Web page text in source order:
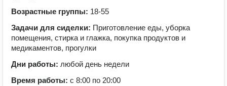
Возрастные группы: 18-55
Задачи для сиделки: Приготовление еды, уборка
помещения, стирка и глажка, покупка продуктов и
медикаментов, прогулки
Дни работы: любой день недели
Время работы: с 8:00 по 20:00